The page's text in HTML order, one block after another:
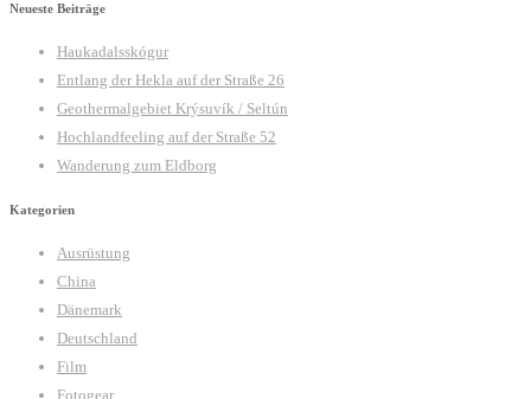
Neueste Beiträge
Haukadalsskógur
Entlang der Hekla auf der Straße 26
Geothermalgebiet Krýsuvík / Seltún
Hochlandfeeling auf der Straße 52
Wanderung zum Eldborg
Kategorien
Ausrüstung
China
Dänemark
Deutschland
Film
Fotogear